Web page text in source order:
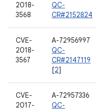
2018-
3568
QC-
CR#2152824
CVE-
2018-
3567
A-72956997
QC-
CR#2147119
[2]
CVE-
2017-
A-72957336
QC-